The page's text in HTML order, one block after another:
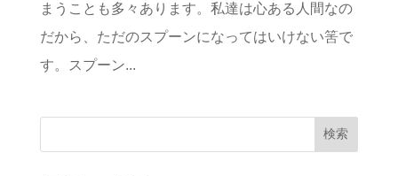
まうことも多々あります。私達は心ある人間なの
だから、ただのスプーンになってはいけない筈で
す。スプーン...
検索